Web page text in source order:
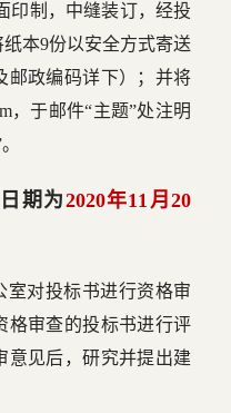
印制，中缝装订，经投
本9份以安全方式寄送
邮政编码详下）；并将
，于邮件“主题”处注明
期为2020年11月20
室对投标书进行资格审
格审查的投标书进行评
意见后，研究并提出建